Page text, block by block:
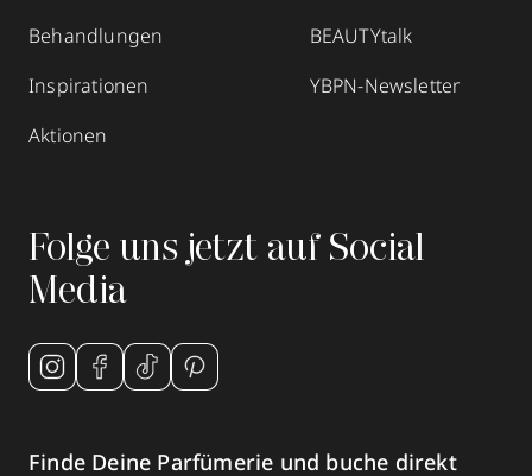
Behandlungen
Inspirationen
Aktionen
BEAUTYtalk
YBPN-Newsletter
Folge uns jetzt auf Social
Media
Finde Deine Parfümerie und buche direkt